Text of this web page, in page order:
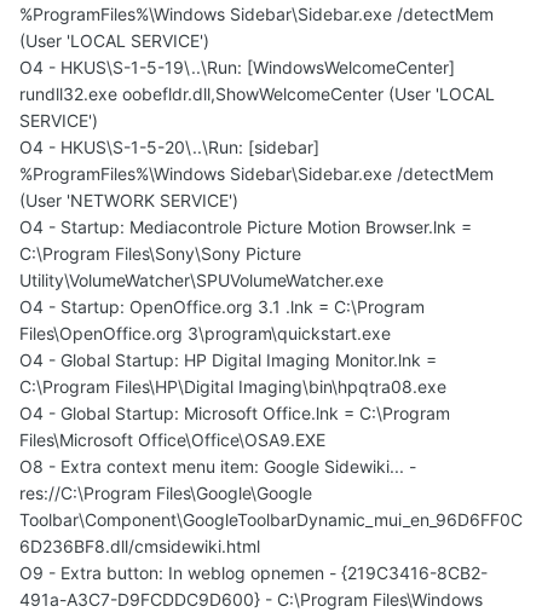
%ProgramFiles%\Windows Sidebar\Sidebar.exe /detectMem
(User 'LOCAL SERVICE')
O4 - HKUS\S-1-5-19\..\Run: [WindowsWelcomeCenter]
rundll32.exe oobefldr.dll,ShowWelcomeCenter (User 'LOCAL
SERVICE')
O4 - HKUS\S-1-5-20\..\Run: [sidebar]
%ProgramFiles%\Windows Sidebar\Sidebar.exe /detectMem
(User 'NETWORK SERVICE')
O4 - Startup: Mediacontrole Picture Motion Browser.lnk =
C:\Program Files\Sony\Sony Picture
Utility\VolumeWatcher\SPUVolumeWatcher.exe
O4 - Startup: OpenOffice.org 3.1 .lnk = C:\Program
Files\OpenOffice.org 3\program\quickstart.exe
O4 - Global Startup: HP Digital Imaging Monitor.lnk =
C:\Program Files\HP\Digital Imaging\bin\hpqtra08.exe
O4 - Global Startup: Microsoft Office.lnk = C:\Program
Files\Microsoft Office\Office\OSA9.EXE
O8 - Extra context menu item: Google Sidewiki... -
res://C:\Program Files\Google\Google
Toolbar\Component\GoogleToolbarDynamic_mui_en_96D6FF0C
6D236BF8.dll/cmsidewiki.html
O9 - Extra button: In weblog opnemen - {219C3416-8CB2-
491a-A3C7-D9FCDDC9D600} - C:\Program Files\Windows